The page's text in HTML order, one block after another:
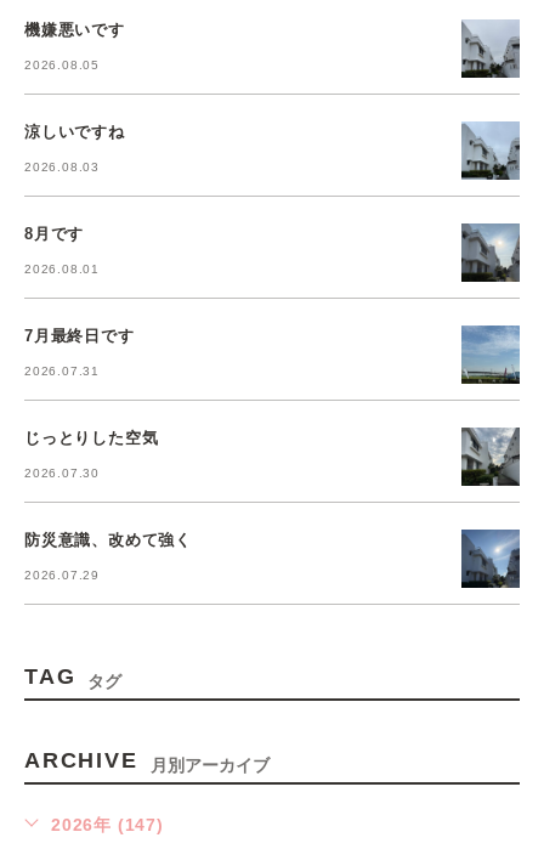
機嫌悪いです
2026.08.05
涼しいですね
2026.08.03
8月です
2026.08.01
7月最終日です
2026.07.31
じっとりした空気
2026.07.30
防災意識、改めて強く
2026.07.29
TAG タグ
ARCHIVE 月別アーカイブ
2026年 (147)